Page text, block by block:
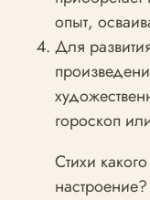
опыт,
Для
гороскоп
Стихи